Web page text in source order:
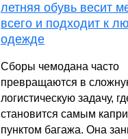
летняя обувь весит
всего и подходит к
одежде
Сборы чемодана часто
превращаются в
логистическую задачу,
становится самым
пунктом багажа. Она